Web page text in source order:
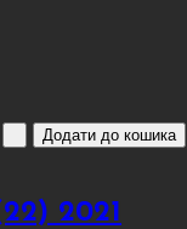
2021